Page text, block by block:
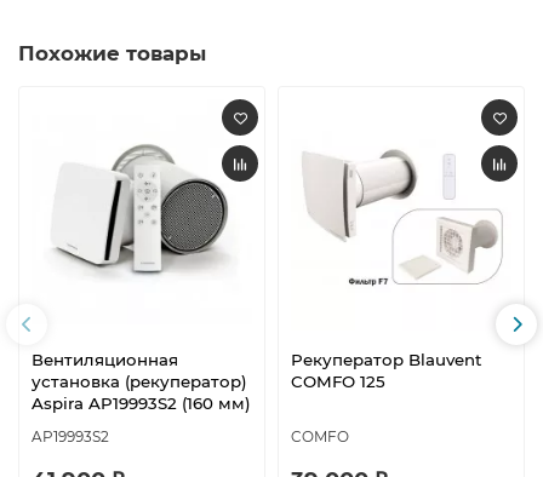
Похожие товары
Вентиляционная
установка (рекуператор)
Aspira AP19993S2 (160 мм)
AP19993S2
Рекуператор Blauvent
COMFO 125
COMFO